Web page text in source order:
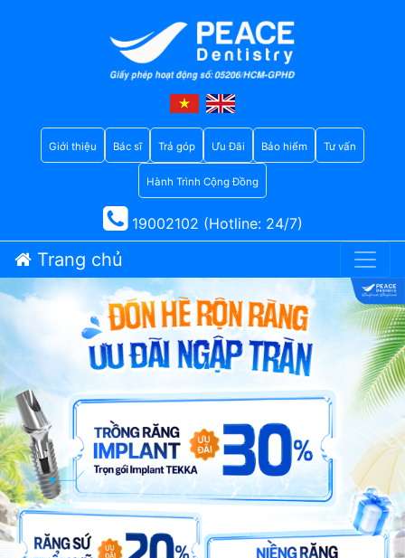
Giới thiệu Bác sĩ Trả góp Ưu Đãi Bảo hiểm Tư vấn
Hành Trình Cộng Đồng
19002102 (Hotline: 24/7)
Trang chủ